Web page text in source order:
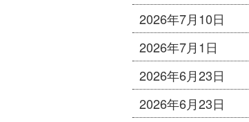
2026年7月10日
2026年7月1日
2026年6月23日
2026年6月23日